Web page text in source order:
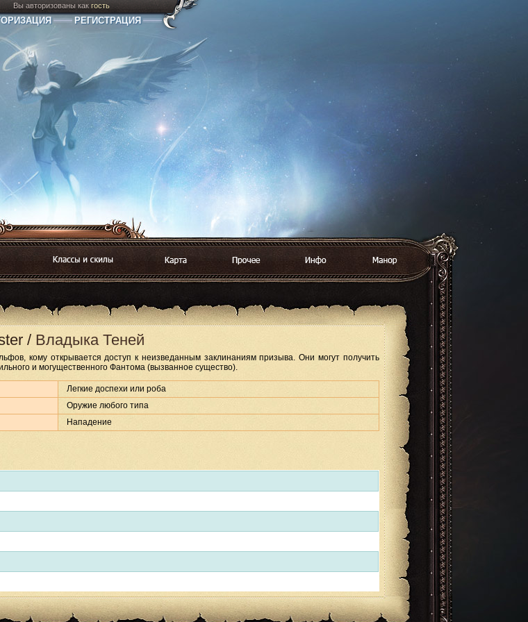
Вы авторизованы как гость
РЕГИСТРАЦИЯ
/ Владыка Теней
кому открывается доступ к неизведанным заклинаниям призыва. Они могут получить
и могущественного Фантома (вызванное существо).
Легкие доспехи или роба
Оружие любого типа
Нападение